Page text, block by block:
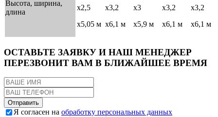
Высота, ширина,
длина
х2,5
х5,05 м
х3,2
х6,1 м
х3
х5,9 м
х3,2
х6,1 м
х3,2
х6,1 м
ОСТАВЬТЕ ЗАЯВКУ И НАШ МЕНЕДЖЕР
ПЕРЕЗВОНИТ ВАМ В БЛИЖАЙШЕЕ ВРЕМЯ
Я согласен на обработку персональных данных